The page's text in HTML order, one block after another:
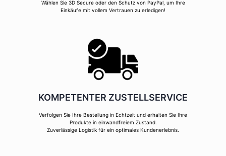
Wählen Sie 3D Secure oder den Schutz von PayPal, um Ihre
Einkäufe mit vollem Vertrauen zu erledigen!
KOMPETENTER ZUSTELLSERVICE
Verfolgen Sie Ihre Bestellung in Echtzeit und erhalten Sie Ihre
Produkte in einwandfreiem Zustand.
Zuverlässige Logistik für ein optimales Kundenerlebnis.